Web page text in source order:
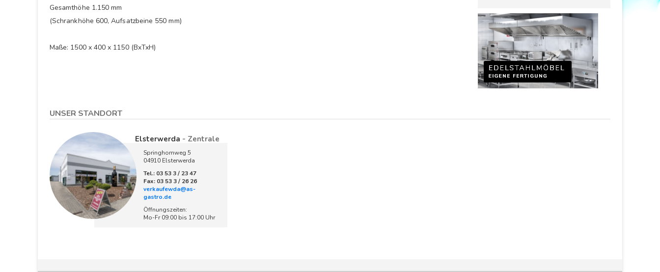
Gesamthöhe 1.150 mm
(Schrankhöhe 600, Aufsatzbeine 550 mm)
Maße: 1500 x 400 x 1150 (BxTxH)
UNSER STANDORT
Elsterwerda - Zentrale
Springhornweg 5
04910 Elsterwerda
Tel.: 03 53 3 / 23 47
Fax: 03 53 3 / 26 26
verkaufewda@as-
gastro.de
Öffnungszeiten:
Mo-Fr 09:00 bis 17:00 Uhr